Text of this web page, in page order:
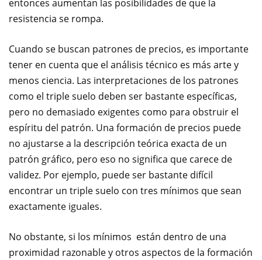
entonces aumentan las posibilidades de que la
resistencia se rompa.
Cuando se buscan patrones de precios, es importante
tener en cuenta que el análisis técnico es más arte y
menos ciencia. Las interpretaciones de los patrones
como el triple suelo deben ser bastante específicas,
pero no demasiado exigentes como para obstruir el
espíritu del patrón. Una formación de precios puede
no ajustarse a la descripción teórica exacta de un
patrón gráfico, pero eso no significa que carece de
validez. Por ejemplo, puede ser bastante difícil
encontrar un triple suelo con tres mínimos que sean
exactamente iguales.
No obstante, si los mínimos están dentro de una
proximidad razonable y otros aspectos de la formación